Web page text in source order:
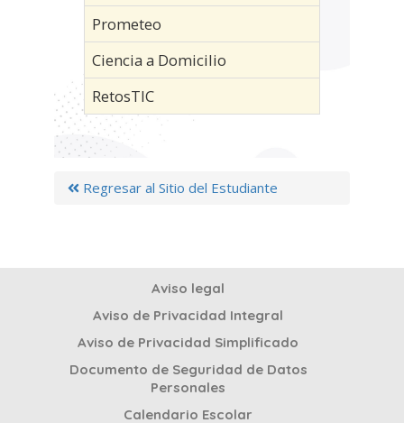
Prometeo
Ciencia a Domicilio
RetosTIC
Regresar al Sitio del Estudiante
Aviso legal
Aviso de Privacidad Integral
Aviso de Privacidad Simplificado
Documento de Seguridad de Datos
Personales
Calendario Escolar